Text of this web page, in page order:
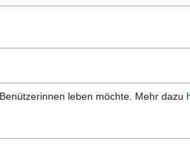
leben möchte. Mehr dazu